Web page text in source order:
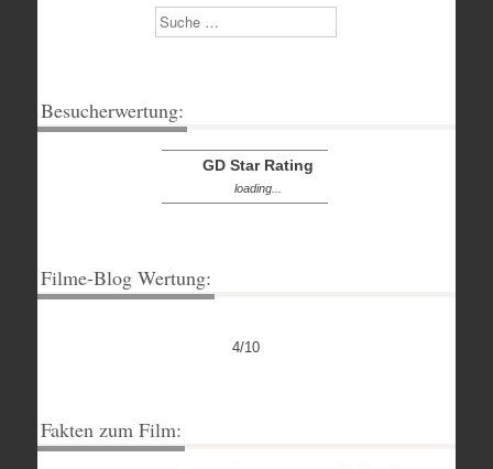
Suchen
Besucherwertung:
GD Star Rating
loading...
Filme-Blog Wertung:
4/10
Fakten zum Film: